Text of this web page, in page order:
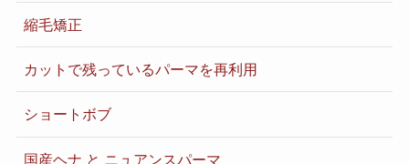
縮毛矯正
カットで残っているパーマを再利用
ショートボブ
国産ヘナ と ニュアンスパーマ